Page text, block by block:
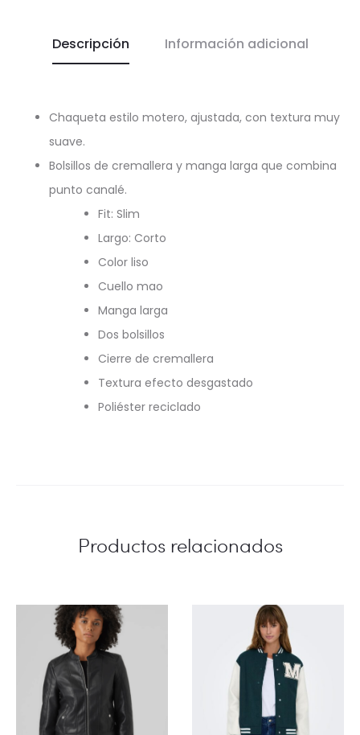
Descripción Información adicional
Chaqueta estilo motero, ajustada, con textura muy
suave.
Bolsillos de cremallera y manga larga que combina
punto canalé.
Fit: Slim
Largo: Corto
Color liso
Cuello mao
Manga larga
Dos bolsillos
Cierre de cremallera
Textura efecto desgastado
Poliéster reciclado
Productos relacionados